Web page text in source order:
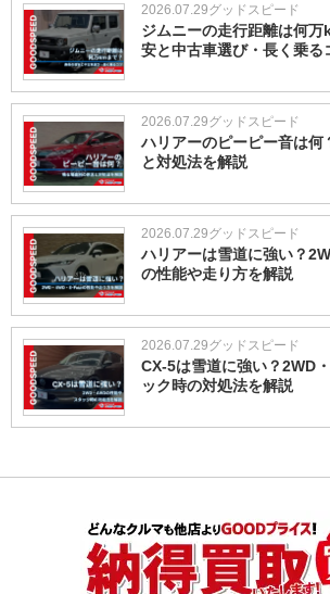
2026.07.29グッドスピード
ジムニーの走行距離は何万
安と中古車選び・長く乗る
2026.07.29グッドスピード
ハリアーのピーピー音は何
と対処法を解説
2026.07.29グッドスピード
ハリアーは雪道に強い？
の性能や走り方を解説
2026.07.29グッドスピード
CX-5は雪道に強い？2WD
ック時の対処法を解説